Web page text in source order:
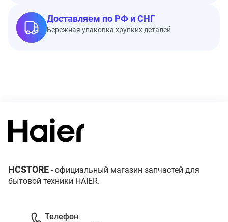
Доставляем по РФ и СНГ
Бережная упаковка хрупких деталей
HCSTORE - официальный магазин запчастей для
бытовой техники HAIER.
Телефон